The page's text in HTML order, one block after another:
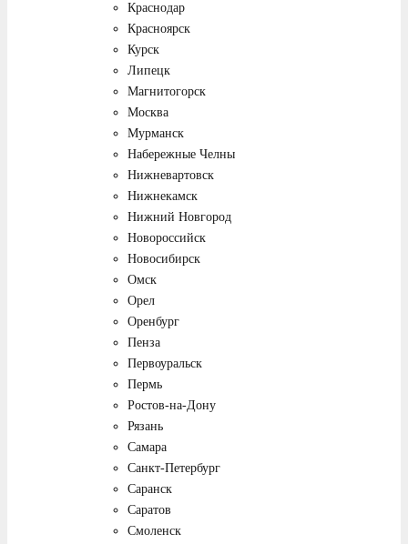
Краснодар
Красноярск
Курск
Липецк
Магнитогорск
Москва
Мурманск
Набережные Челны
Нижневартовск
Нижнекамск
Нижний Новгород
Новороссийск
Новосибирск
Омск
Орел
Оренбург
Пенза
Первоуральск
Пермь
Ростов-на-Дону
Рязань
Самара
Санкт-Петербург
Саранск
Саратов
Смоленск